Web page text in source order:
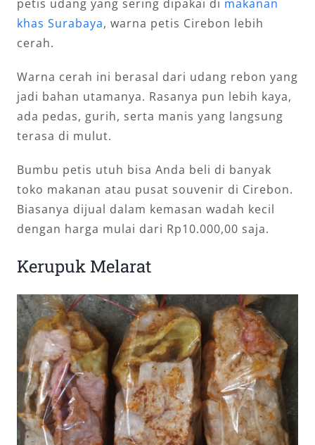
petis udang yang sering dipakai di makanan
khas Surabaya, warna petis Cirebon lebih
cerah.
Warna cerah ini berasal dari udang rebon yang
jadi bahan utamanya. Rasanya pun lebih kaya,
ada pedas, gurih, serta manis yang langsung
terasa di mulut.
Bumbu petis utuh bisa Anda beli di banyak
toko makanan atau pusat souvenir di Cirebon.
Biasanya dijual dalam kemasan wadah kecil
dengan harga mulai dari Rp10.000,00 saja.
Kerupuk Melarat